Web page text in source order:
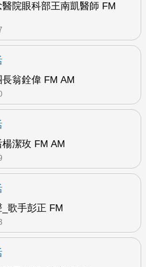
院眼科部王南凱醫師 FM
翁銓偉 FM AM
潔玫 FM AM
_歌手彭正 FM